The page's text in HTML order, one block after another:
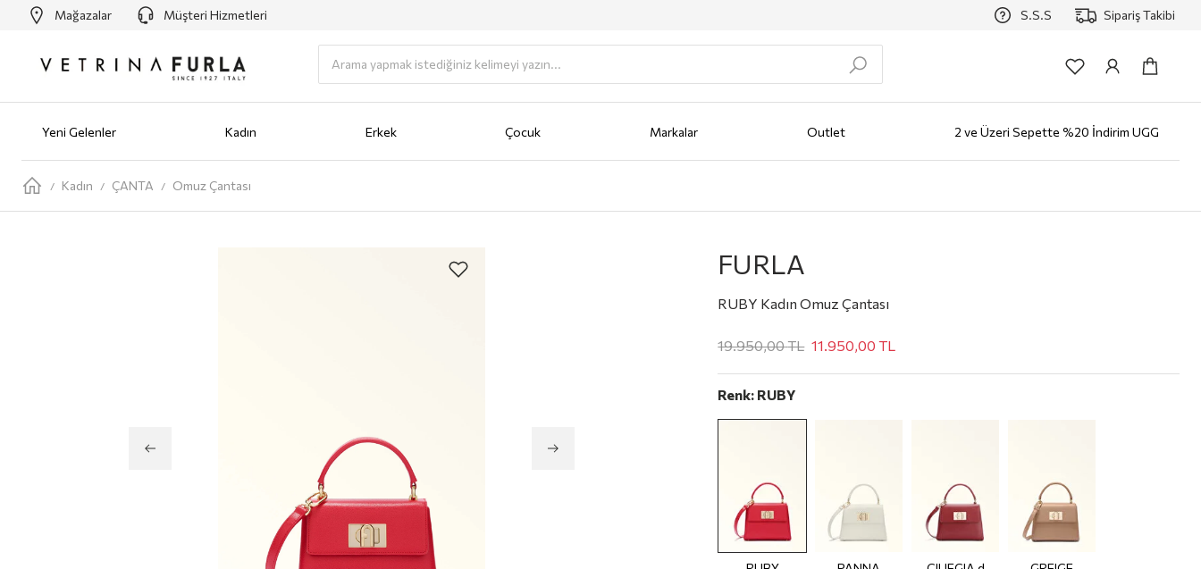
Mağazalar Müşteri Hizmetleri S.S.S Sipariş Takibi
Yeni Gelenler Kadın Erkek Çocuk Markalar Outlet 2 ve Üzeri Sepette %20 İndirim UGG
/
Kadın / ÇANTA / Omuz Çantası
FURLA
RUBY Kadın Omuz Çantası
19.950,00TL 11.950,00 TL
Renk: RUBY